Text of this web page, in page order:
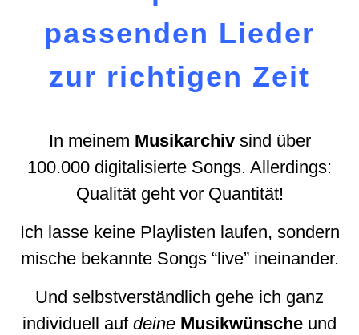
passenden Lieder
zur richtigen Zeit
In meinem Musikarchivsind über
100.000 digitalisierte Songs. Allerdings:
Qualität geht vor Quantität!
Ich lasse keine Playlisten laufen, sondern
mische bekannte Songs “live” ineinander.
Und selbstverständlich gehe ich ganz
individuell auf deine Musikwünsche und